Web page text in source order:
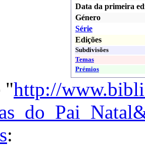
Data da primeira
Género
Série
Edições
Subdivisões
Temas
Prémios
"http://
: